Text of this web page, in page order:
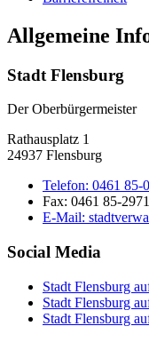
Allgemeine
Stadt Flensburg
Der Oberbürgermeister
Rathausplatz 1
24937 Flensburg
Telefon: 0461 85-0
Fax: 0461 85-2971
E-Mail:
Social Media
Stadt Flensburg
Stadt Flensburg
Stadt Flensburg